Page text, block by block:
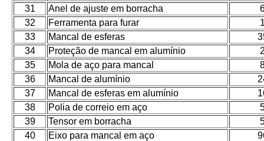
31 Anel de ajuste em borracha
32
Ferramenta para furar
33
Mancal de esferas
34
Proteção de mancal em alumínio
35
Mola de aço para mancal
36
Mancal de alumínio
37
Mancal de esferas em alumínio
38
Polia de correio em aço
39
Tensor em borracha
40
Eixo para mancal em aço